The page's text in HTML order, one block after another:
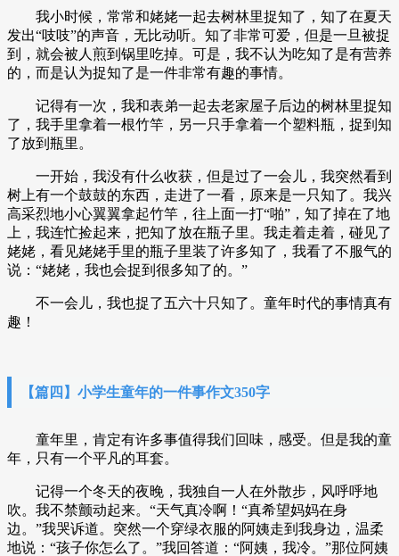
我小时候，常常和姥姥一起去树林里捉知了，知了在夏天
发出“吱吱”的声音，无比动听。知了非常可爱，但是一旦被捉
到，就会被人煎到锅里吃掉。可是，我不认为吃知了是有营养
的，而是认为捉知了是一件非常有趣的事情。
记得有一次，我和表弟一起去老家屋子后边的树林里捉知
了，我手里拿着一根竹竿，另一只手拿着一个塑料瓶，捉到知
了放到瓶里。
一开始，我没有什么收获，但是过了一会儿，我突然看到
树上有一个鼓鼓的东西，走进了一看，原来是一只知了。我兴
高采烈地小心翼翼拿起竹竿，往上面一打“啪”，知了掉在了地
上，我连忙捡起来，把知了放在瓶子里。我走着走着，碰见了
姥姥，看见姥姥手里的瓶子里装了许多知了，我看了不服气的
说：“姥姥，我也会捉到很多知了的。”
不一会儿，我也捉了五六十只知了。童年时代的事情真有
趣！
【篇四】小学生童年的一件事作文350字
童年里，肯定有许多事值得我们回味，感受。但是我的童
年，只有一个平凡的耳套。
记得一个冬天的夜晚，我独自一人在外散步，风呼呼地
吹。我不禁颤动起来。“天气真冷啊！“真希望妈妈在身
边。”我哭诉道。突然一个穿绿衣服的阿姨走到我身边，温柔
地说：“孩子你怎么了。”我回答道：“阿姨，我冷。”那位阿姨